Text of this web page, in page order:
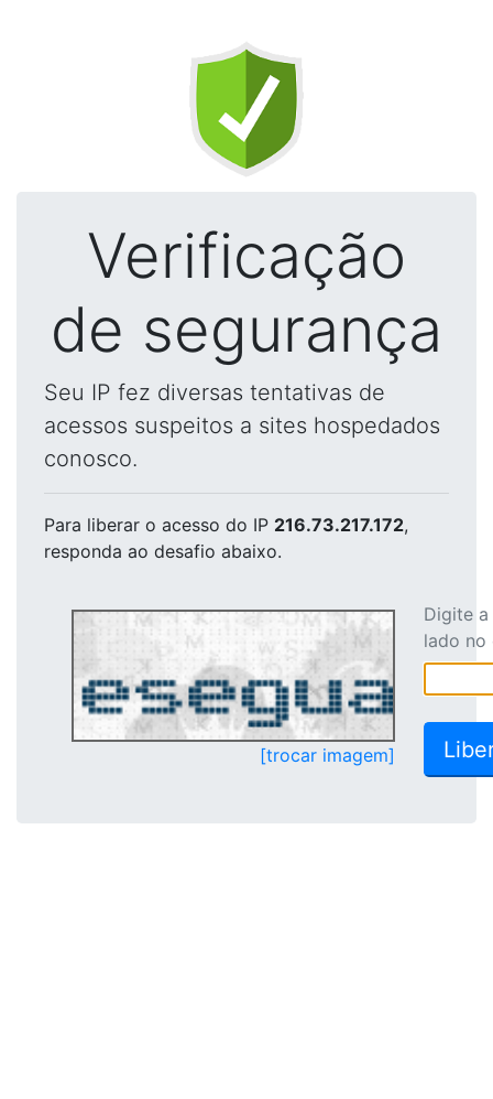
Verificação
de segurança
Seu IP fez diversas tentativas de
acessos suspeitos a sites hospedados
conosco.
Para liberar o acesso do IP 216.73.217.172,
responda ao desafio abaixo.
[trocar imagem]
Digite
lado no